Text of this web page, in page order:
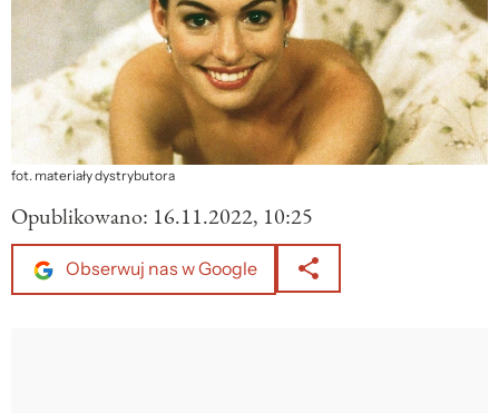
fot. materiały dystrybutora
Opublikowano: 16.11.2022, 10:25
Obserwuj nas w Google